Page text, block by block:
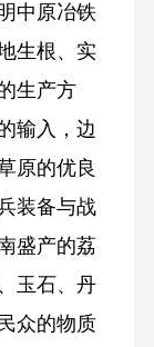
中原冶铁
生根、实
生产方
输入，边
原的优良
装备与战
盛产的荔
玉石、丹
众的物质